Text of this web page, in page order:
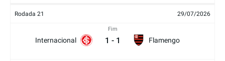
Rodada 21 29/07/2026
Internacional
Fim
1 - 1 Flamengo